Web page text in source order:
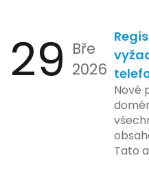
které
konce
že
být
29 Bře
2026
Nové
Tato